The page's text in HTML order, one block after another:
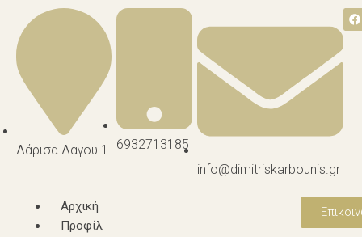
Λάρισα Λαγου 1
6932713185
info@dimitriskarbounis.gr
Αρχική
Προφίλ